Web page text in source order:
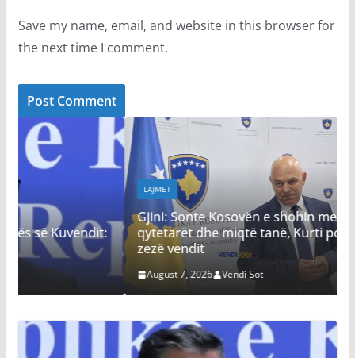
Save my name, email, and website in this browser for
the next time I comment.
Gjini: Sonte Kosovën e shohin me dhimbje
qytetarët dhe miqtë tanë, Kurti po ia qet faqen e
zezë vendit
August 7, 2026 Vendi Sot